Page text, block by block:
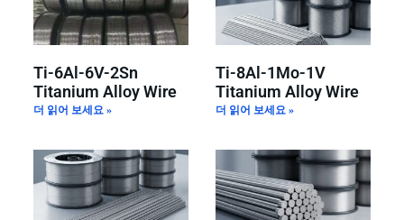
Ti-6Al-6V-2Sn
Titanium Alloy Wire
더 읽어 보세요 »
Ti-8Al-1Mo-1V
Titanium Alloy Wire
더 읽어 보세요 »